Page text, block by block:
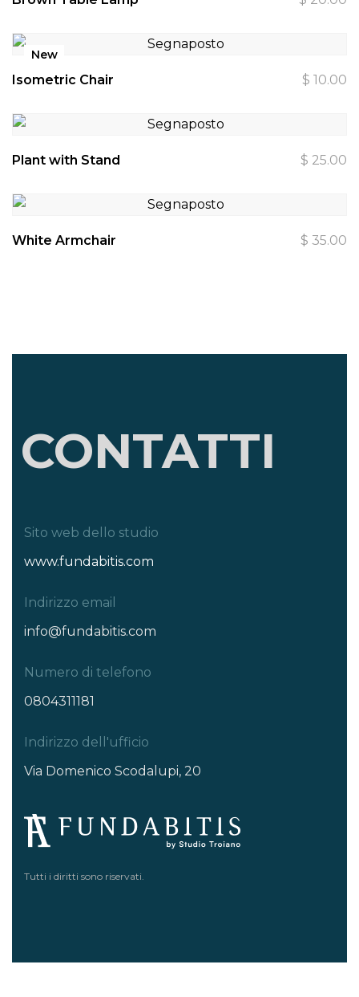
New
Isometric Chair $ 10.00
Plant with Stand $ 25.00
White Armchair $ 35.00
CONTATTI
Sito web dello studio
www.fundabitis.com
Indirizzo email
info@fundabitis.com
Numero di telefono
0804311181
Indirizzo dell'ufficio
Via Domenico Scodalupi, 20
Tutti i diritti sono riservati.